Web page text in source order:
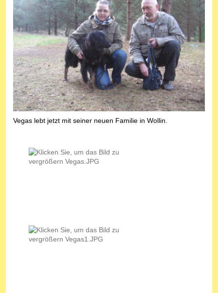
Vegas lebt jetzt mit seiner neuen Familie in Wollin.